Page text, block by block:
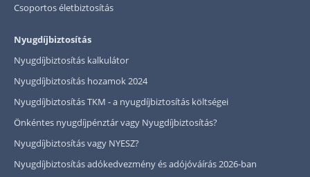
Csoportos életbiztosítás
Nyugdíjbiztosítás
Nyugdíjbiztosítás kalkulátor
Nyugdíjbiztosítás hozamok 2024
Nyugdíjbiztosítás TKM - a nyugdíjbiztosítás költségei
Önkéntes nyugdíjpénztár vagy Nyugdíjbiztosítás?
Nyugdíjbiztosítás vagy NYESZ?
Nyugdíjbiztosítás adókedvezmény és adójóváírás 2026-ban